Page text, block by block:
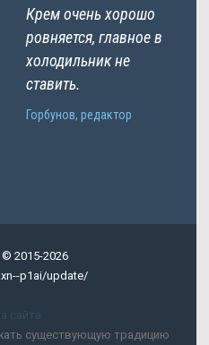
Крем очень хорошо
ровняется, главное в
холодильник не
ставить.
Горбунов, редактор
2015-2026
p1ai/update/
сайта
существующую традицию